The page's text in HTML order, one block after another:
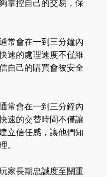
掌控自己的交易，保
常會在一到三分鐘內
速的處理速度不僅維
自己的購買會被安全
常會在一到三分鐘內
速的交替時間不僅讓
立信任感，讓他們知
。
家長期忠誠度至關重